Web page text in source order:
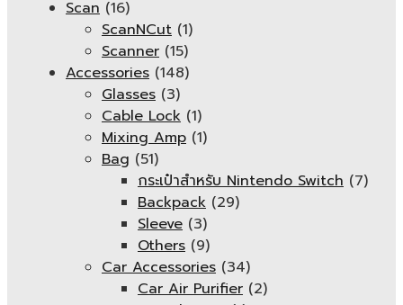
Scan (16)
ScanNCut (1)
Scanner (15)
Accessories (148)
Glasses (3)
Cable Lock (1)
Mixing Amp (1)
Bag (51)
กระเป๋าสำหรับ Nintendo Switch (7)
Backpack (29)
Sleeve (3)
Others (9)
Car Accessories (34)
Car Air Purifier (2)